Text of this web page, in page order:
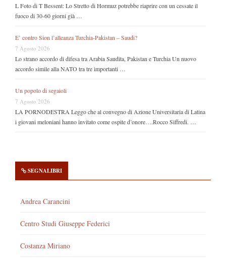
L Foto di T Bessent: Lo Stretto di Hormuz potrebbe riaprire con un cessate il
fuoco di 30-60 giorni già …
E’ contro Sion l’alleanza Turchia-Pakistan – Saudi?
7 Agosto 2026
Lo strano accordo di difesa tra Arabia Saudita, Pakistan e Turchia Un nuovo
accordo simile alla NATO tra tre importanti …
Un popolo di segaioli
7 Agosto 2026
LA PORNODESTRA Leggo che al convegno di Azione Universitaria di Latina
i giovani meloniani hanno invitato come ospite d’onore….Rocco Siffredi. …
SEGNALIBRI
Andrea Carancini
Centro Studi Giuseppe Federici
Costanza Miriano